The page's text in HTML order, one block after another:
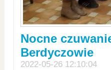
Nocne
Berdyczowie
2022-05-26 12:10:04